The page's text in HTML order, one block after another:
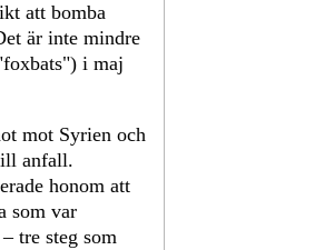
att bomba
är inte mindre
i maj
mot Syrien och
anfall.
honom att
som var
tre steg som